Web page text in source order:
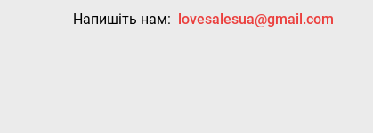
Напишіть нам: lovesalesua@gmail.com